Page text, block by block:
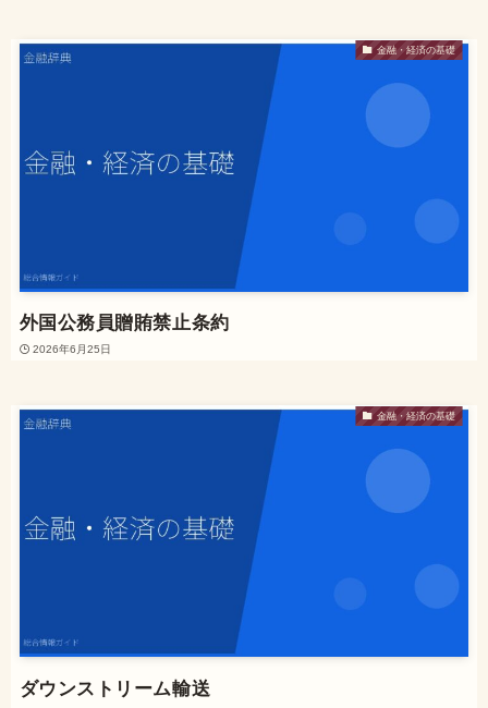
金融・経済の基礎
外国公務員贈賄禁止条約
2026年6月25日
金融・経済の基礎
ダウンストリーム輸送